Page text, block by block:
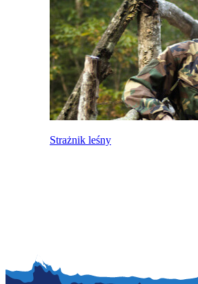
Strażnik leśny